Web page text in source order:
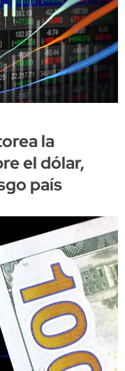
la
el dólar,
país